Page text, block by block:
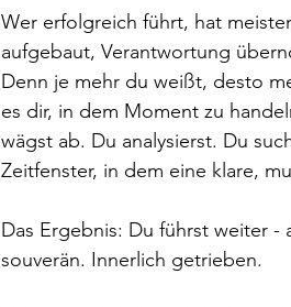
Wer erfolgreich führt, hat
aufgebaut, Verantwortung
Denn je mehr du weißt, desto
es dir, in dem Moment zu
wägst ab. Du analysierst. Du
Zeitfenster, in dem eine klare,
Das Ergebnis: Du führst weiter
souverän. Innerlich getrieben.